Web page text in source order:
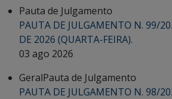
Pauta de Julgamento
PAUTA DE JULGAMENTO N. 99/
DE 2026 (QUARTA-FEIRA).
03 ago 2026
GeralPauta de Julgamento
PAUTA DE JULGAMENTO N. 98/